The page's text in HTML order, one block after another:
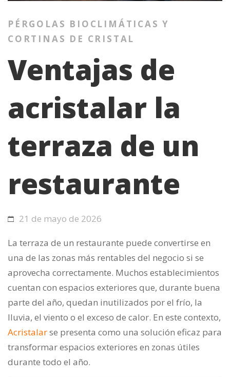
PÉRGOLAS BIOCLIMÁTICAS Y
CORTINAS DE CRISTAL
Ventajas de
acristalar la
terraza de un
restaurante
21 de mayo de 2026
La terraza de un restaurante puede convertirse en
una de las zonas más rentables del negocio si se
aprovecha correctamente. Muchos establecimientos
cuentan con espacios exteriores que, durante buena
parte del año, quedan inutilizados por el frío, la
lluvia, el viento o el exceso de calor. En este contexto,
Acristalarse presenta como una solución eficaz para
transformar espacios exteriores en zonas útiles
durante todo el año.